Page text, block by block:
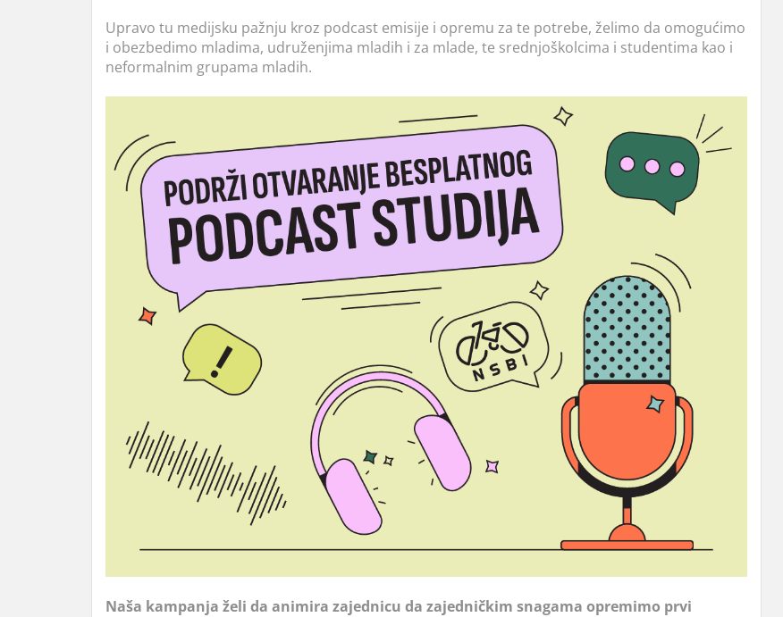
Upravo tu medijsku pažnju kroz podcast emisije i opremu za te potrebe, želimo da omogućimo
i obezbedimo mladima, udruženjima mladih i za mlade, te srednjoškolcima i studentima kao i
neformalnim grupama mladih.
Naša kampanja želi da animira zajednicu da zajedničkim snagama opremimo prvi